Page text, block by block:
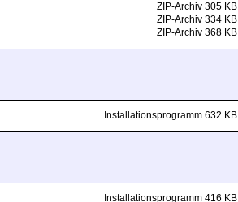
ZIP-Archiv 305 KB
ZIP-Archiv 334 KB
ZIP-Archiv 368 KB
Installationsprogramm 632 KB
Installationsprogramm 416 KB